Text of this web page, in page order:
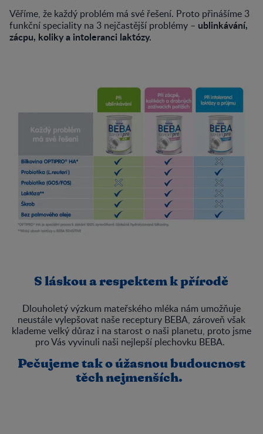
Věříme, že každý problém má své řešení. Proto přinášíme 3
funkční speciality na 3 nejčastější problémy – ublinkávání,
zácpu, koliky a intoleranci laktózy.
S láskou a respektem k přírodě
Dlouholetý výzkum mateřského mléka nám umožňuje
neustále vylepšovat naše receptury BEBA, zároveň však
klademe velký důraz i na starost o naši planetu, proto jsme
pro Vás vyvinuli naši nejlepší plechovku BEBA.
Pečujeme tak o úžasnou budoucnost
těch nejmenších.